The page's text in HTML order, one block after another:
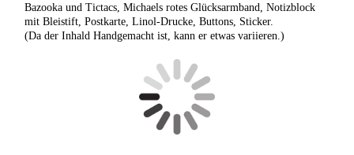
Bazooka und Tictacs, Michaels rotes Glücksarmband, Notizblock
mit Bleistift, Postkarte, Linol-Drucke, Buttons, Sticker.
(Da der Inhald Handgemacht ist, kann er etwas variieren.)